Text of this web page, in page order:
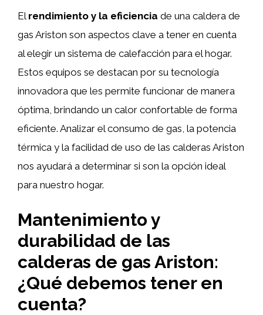
El rendimiento y la eficiencia de una caldera de
gas Ariston son aspectos clave a tener en cuenta
al elegir un sistema de calefacción para el hogar.
Estos equipos se destacan por su tecnología
innovadora que les permite funcionar de manera
óptima, brindando un calor confortable de forma
eficiente. Analizar el consumo de gas, la potencia
térmica y la facilidad de uso de las calderas Ariston
nos ayudará a determinar si son la opción ideal
para nuestro hogar.
Mantenimiento y
durabilidad de las
calderas de gas Ariston:
¿Qué debemos tener en
cuenta?